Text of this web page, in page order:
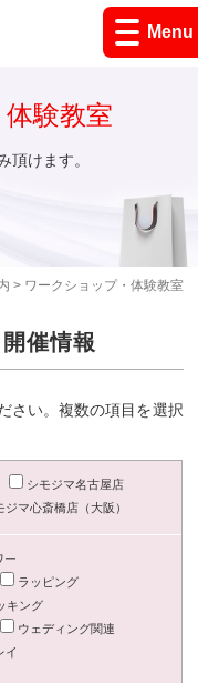
Menu
> ワークショップ・体験教室
験教室
頂けます。
催情報
さい。複数の項目を選択
シモジマ名古屋店
ジマ心斎橋店（大阪）
ー
ラッピング
キング
ウェディング関連
イ